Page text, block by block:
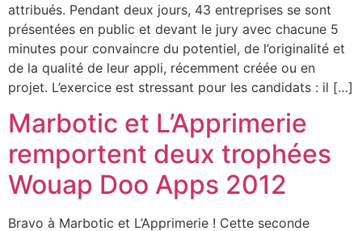
attribués. Pendant deux jours, 43 entreprises se sont
présentées en public et devant le jury avec chacune 5
minutes pour convaincre du potentiel, de l’originalité et
de la qualité de leur appli, récemment créée ou en
projet. L’exercice est stressant pour les candidats : il […]
Marbotic et L’Apprimerie
remportent deux trophées
Wouap Doo Apps 2012
Bravo à Marbotic et L’Apprimerie ! Cette seconde